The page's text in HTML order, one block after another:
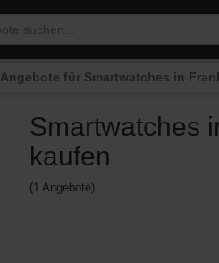
Angebote für Smartwatches in
Smartwatches
kaufen
(1 Angebote)